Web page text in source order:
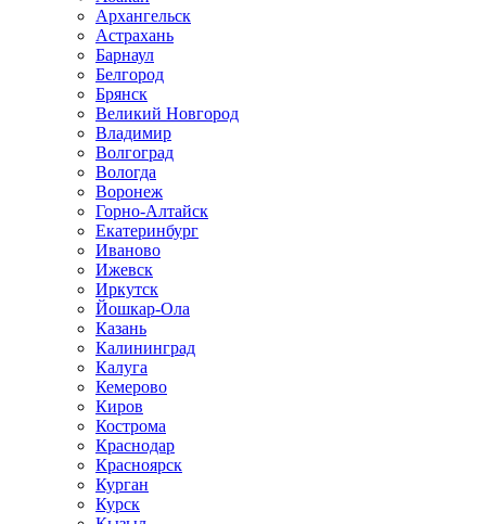
Архангельск
Астрахань
Барнаул
Белгород
Брянск
Великий Новгород
Владимир
Волгоград
Вологда
Воронеж
Горно-Алтайск
Екатеринбург
Иваново
Ижевск
Иркутск
Йошкар-Ола
Казань
Калининград
Калуга
Кемерово
Киров
Кострома
Краснодар
Красноярск
Курган
Курск